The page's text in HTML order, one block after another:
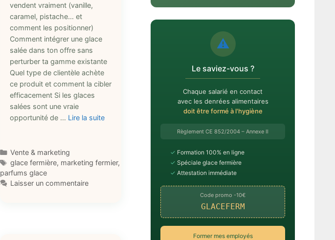
vendent vraiment (vanille,
caramel, pistache… et
comment les positionner)
Comment intégrer une glace
salée dans ton offre sans
perturber ta gamme existante
Quel type de clientèle achète
ce produit et comment la cibler
efficacement Si les glaces
salées sont une vraie
opportunité de … Lire la suite
Catégories
Vente & marketing
Étiquettes
glace fermière, marketing fermier,
parfums glace
Laisser un commentaire
⚠️
Le saviez-vous ?
Chaque salarié en contact
avec les denrées alimentaires
doit être formé à l'hygiène
Règlement CE 852/2004 – Annexe II
✓ Formation 100% en ligne
✓ Spéciale glace fermière
✓ Attestation immédiate
Code promo -10€
GLACEFERM
Former mes employés